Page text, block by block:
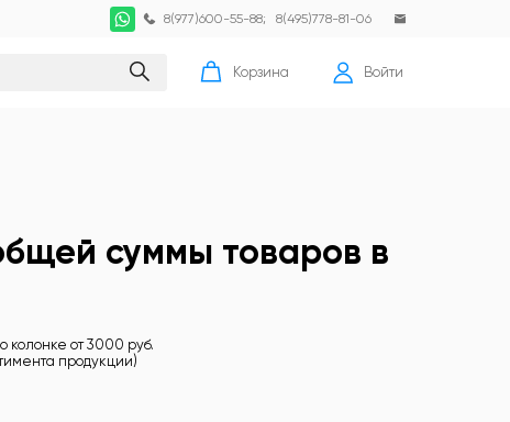
8(977)600-55-88; 8(495)778-81-06
Корзина Войти
суммы товаров в
колонке от 3000 руб.
продукции)